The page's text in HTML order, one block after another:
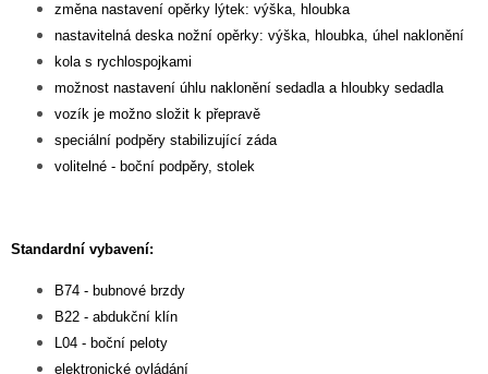
změna nastavení opěrky lýtek: výška, hloubka
nastavitelná deska nožní opěrky: výška, hloubka, úhel naklonění
kola s rychlospojkami
možnost nastavení úhlu naklonění sedadla a hloubky sedadla
vozík je možno složit k přepravě
speciální podpěry stabilizující záda
volitelné - boční podpěry, stolek
Standardní vybavení:
B74 - bubnové brzdy
B22 - abdukční klín
L04 - boční peloty
elektronické ovládání